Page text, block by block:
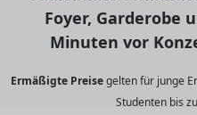
Foyer, Garderobe
Minuten vor
Ermäßigte Preisegelten für junge
Studenten bis